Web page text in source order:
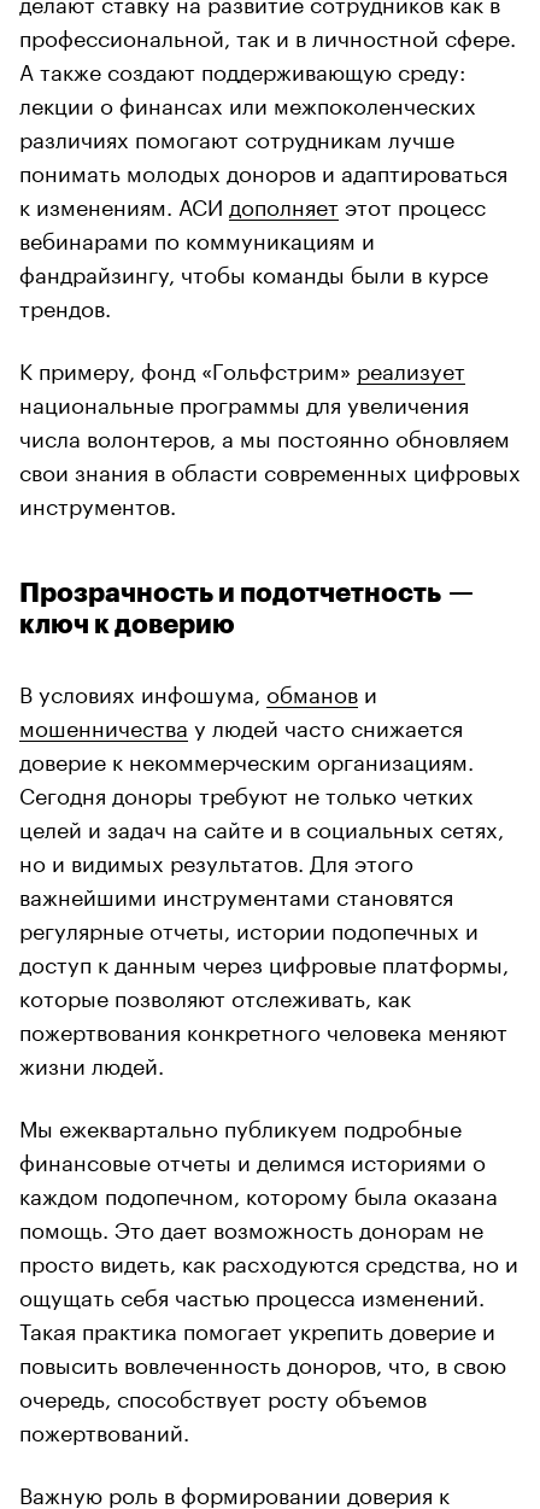
профессиональной, так и в личностной сфере.
А также создают поддерживающую среду:
лекции о финансах или межпоколенческих
различиях помогают сотрудникам лучше
понимать молодых доноров и адаптироваться
к изменениям. АСИ дополняетэтот процесс
вебинарами по коммуникациям и
фандрайзингу, чтобы команды были в курсе
трендов.
К примеру, фонд «Гольфстрим» реализует
национальные программы для увеличения
числа волонтеров, а мы постоянно обновляем
свои знания в области современных цифровых
инструментов.
Прозрачность и подотчетность —
ключ к доверию
В условиях инфошума, обманов и
мошенничества у людей часто снижается
доверие к некоммерческим организациям.
Сегодня доноры требуют не только четких
целей и задач на сайте и в социальных сетях,
но и видимых результатов. Для этого
важнейшими инструментами становятся
регулярные отчеты, истории подопечных и
доступ к данным через цифровые платформы,
которые позволяют отслеживать, как
пожертвования конкретного человека меняют
жизни людей.
Мы ежеквартально публикуем подробные
финансовые отчеты и делимся историями о
каждом подопечном, которому была оказана
помощь. Это дает возможность донорам не
просто видеть, как расходуются средства, но и
ощущать себя частью процесса изменений.
Такая практика помогает укрепить доверие и
повысить вовлеченность доноров, что, в свою
очередь, способствует росту объемов
пожертвований.
Важную роль в формировании доверия к